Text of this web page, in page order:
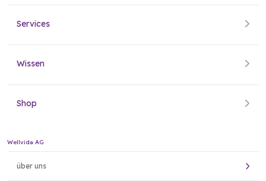
Services
Wissen
Shop
Wellvida AG
über uns